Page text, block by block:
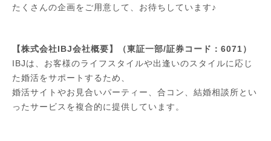
たくさんの企画をご用意して、お待ちしています♪
【株式会社IBJ会社概要】（東証一部/証券コード：6071）
IBJは、お客様のライフスタイルや出逢いのスタイルに応じ
た婚活をサポートするため、
婚活サイトやお見合いパーティー、合コン、結婚相談所とい
ったサービスを複合的に提供しています。